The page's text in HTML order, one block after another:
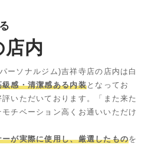
内
ソナルジム)吉祥寺店の店内は白
級感・清潔感ある内装となってお
いただいております。
「また来た
チベーション高くお通いいただけ
が実際に使用し、厳選したものを